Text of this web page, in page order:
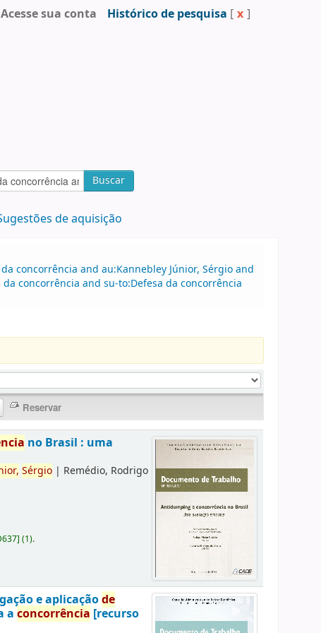
Acesse sua conta Histórico de pesquisa [ x ]
Buscar
de aquisição
concorrência and au:Kannebley Júnior, Sérgio and
concorrência and su-to:Defesa da concorrência
no Brasil : uma
Sérgio | Remédio, Rodrigo
](1).
e aplicaçãode
aconcorrência [recurso